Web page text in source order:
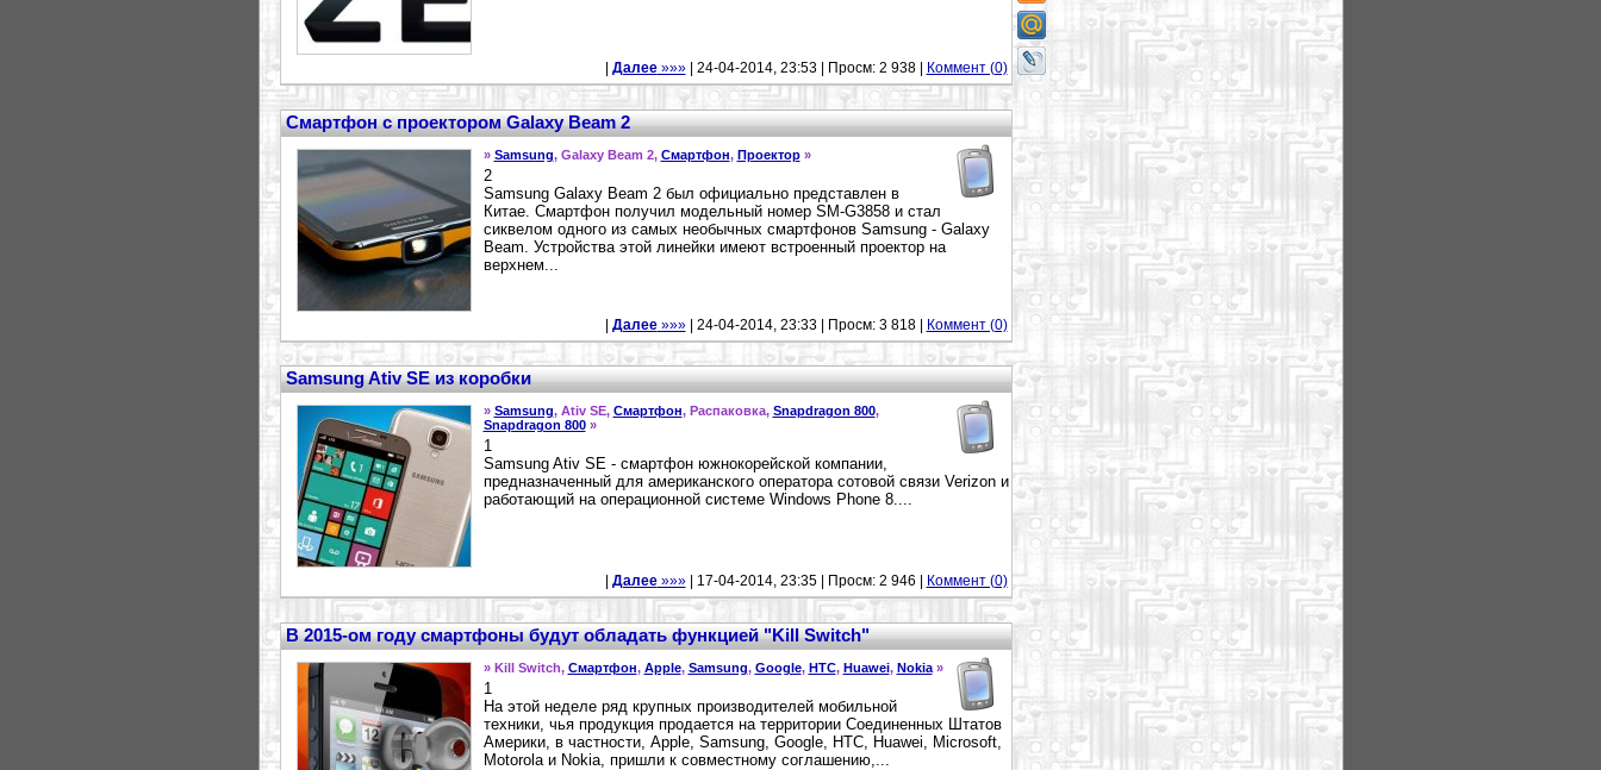
Далее»»»| 24-04-2014, 23:53 | Просм: 2 938 | Коммент (0)
Смартфон с проектором Galaxy Beam 2
» Samsung, Galaxy Beam 2, Смартфон, Проектор»
2
Samsung Galaxy Beam 2 был официально представлен в
Китае. Смартфон получил модельный номер SM-G3858 и стал
сиквелом одного из самых необычных смартфонов Samsung - Galaxy
Beam. Устройства этой линейки имеют встроенный проектор на
верхнем...
Далее»»»| 24-04-2014, 23:33 | Просм: 3 818 | Коммент (0)
Samsung Ativ SE из коробки
» Samsung, Ativ SE, Смартфон, Распаковка, Snapdragon 800,
Snapdragon 800»
1
Samsung Ativ SE - смартфон южнокорейской компании,
предназначенный для американского оператора сотовой связи Verizon и
работающий на операционной системе Windows Phone 8....
Далее»»»| 17-04-2014, 23:35 | Просм: 2 946 | Коммент (0)
В 2015-ом году смартфоны будут обладать функцией "Kill Switch"
» Kill Switch, Смартфон, Apple, Samsung, Google, HTC, Huawei, Nokia»
1
На этой неделе ряд крупных производителей мобильной
техники, чья продукция продается на территории Соединенных Штатов
Америки, в частности, Apple, Samsung, Google, HTC, Huawei, Microsoft,
Motorola и Nokia, пришли к совместному соглашению,...